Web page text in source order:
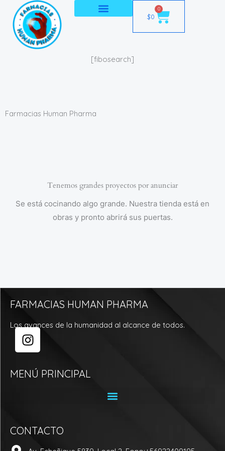
contenido
$0
0
Cart
[fibosearch]
Farmacias Human Pharma
Tenemos grandes proyectos por anunciar
Se está cocinando algo grande. Nuestra tienda está en
obras y pronto abrirá sus puertas.
FARMACIAS HUMAN PHARMA
Los avances de la humanidad al alcance de todos.
I
n
t
m
MENÚ PRINCIPAL
CONTACTO